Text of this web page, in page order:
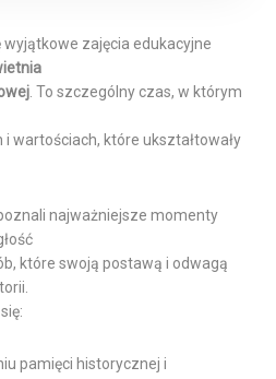
wyjątkowe zajęcia edukacyjne
. To szczególny czas, w którym
wartościach, które ukształtowały
najważniejsze momenty
które swoją postawą i odwagą
pamięci historycznej i